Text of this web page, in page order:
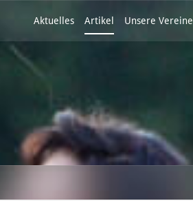
Aktuelles Artikel Unsere Vereine